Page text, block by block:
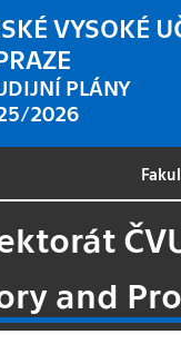
VYSOKÉ
PLÁNY
2026
and